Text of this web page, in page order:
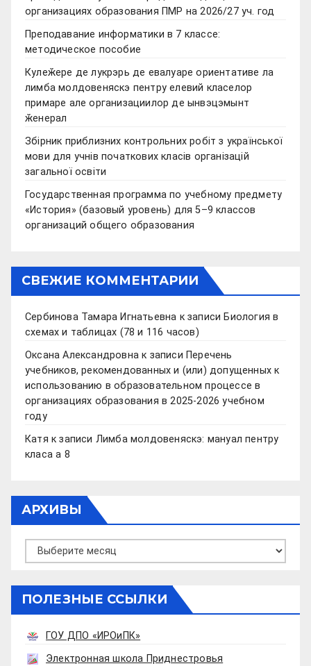
организациях образования ПМР на 2026/27 уч. год
Преподавание информатики в 7 классе:
методическое пособие
Кулеӂере де лукрэрь де евалуаре ориентативе ла
лимба молдовеняскэ пентру елевий класелор
примаре але организациилор де ынвэцэмынт
ӂенерал
Збірник приблизних контрольних робіт з української
мови для учнів початкових класів організацій
загальної освіти
Государственная программа по учебному предмету
«История» (базовый уровень) для 5–9 классов
организаций общего образования
СВЕЖИЕ КОММЕНТАРИИ
Сербинова Тамара Игнатьевна к записи Биология в
схемах и таблицах (78 и 116 часов)
Оксана Александровна к записи Перечень
учебников, рекомендованных и (или) допущенных к
использованию в образовательном процессе в
организациях образования в 2025-2026 учебном
году
Катя к записи Лимба молдовеняскэ: мануал пентру
класа а 8
АРХИВЫ
Архивы
ПОЛЕЗНЫЕ ССЫЛКИ
ГОУ ДПО «ИРОиПК»
Электронная школа Приднестровья